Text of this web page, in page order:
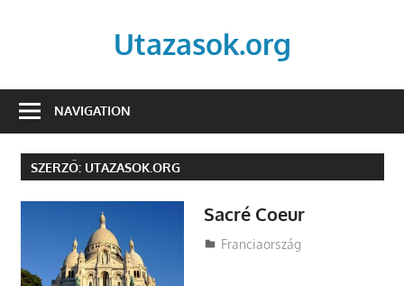
Utazasok.org
NAVIGATION
SZERZŐ: UTAZASOK.ORG
Sacré Coeur
Utazasok.org
Franciaország